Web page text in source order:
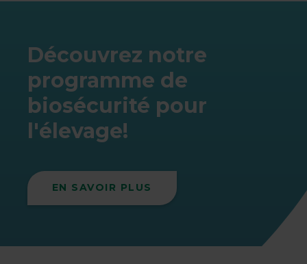
Découvrez notre
programme de
biosécurité pour
l'élevage!
EN SAVOIR PLUS